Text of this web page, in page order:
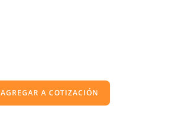
AGREGAR A COTIZACIÓN